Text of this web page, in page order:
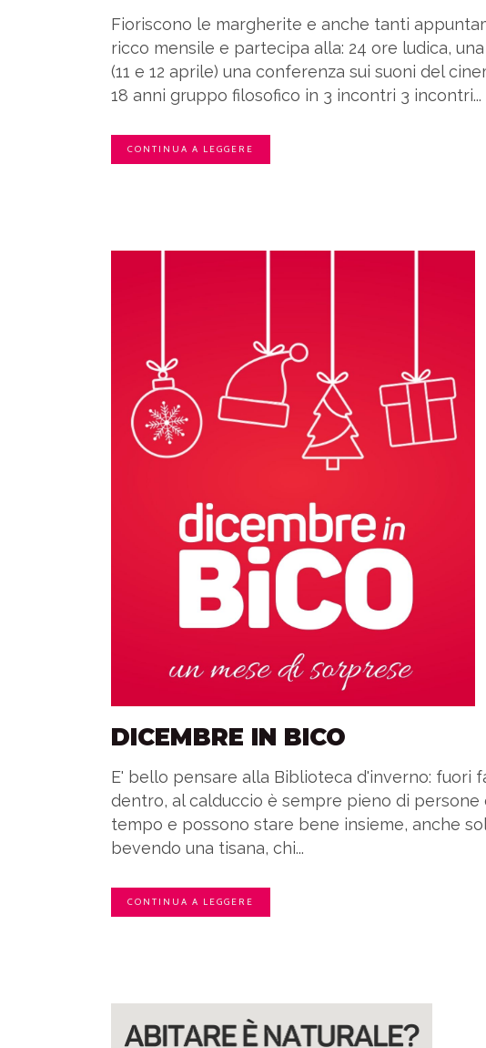
Fioriscono le margherite e anche tanti
ricco mensile e partecipa alla: 24 ore ludica,
(11 e 12 aprile) una conferenza sui suoni del
18 anni gruppo filosofico in 3 incontri 3 incontri...
CONTINUA A LEGGERE
DICEMBRE IN BICO
E' bello pensare alla Biblioteca d'inverno: fuori
dentro, al calduccio è sempre pieno di
tempo e possono stare bene insieme, anche
bevendo una tisana, chi...
CONTINUA A LEGGERE